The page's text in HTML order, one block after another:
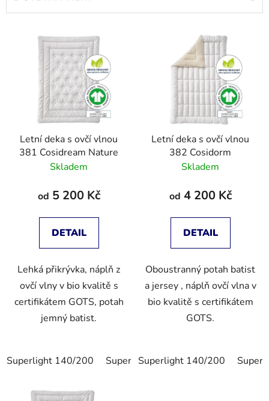
Letní deka s ovčí vlnou
381 Cosidream Nature
Skladem
od 5 200 Kč
DETAIL
Lehká přikrývka, náplň z
ovčí vlny v bio kvalitě s
certifikátem GOTS, potah
jemný batist.
Superlight 140/200 Superlight 200/200
Letní deka s ovčí vlnou
382 Cosidorm
Skladem
od 4 200 Kč
DETAIL
Oboustranný potah batist
a jersey , náplň ovčí vlna v
bio kvalitě s certifikátem
GOTS.
Superlight 140/200